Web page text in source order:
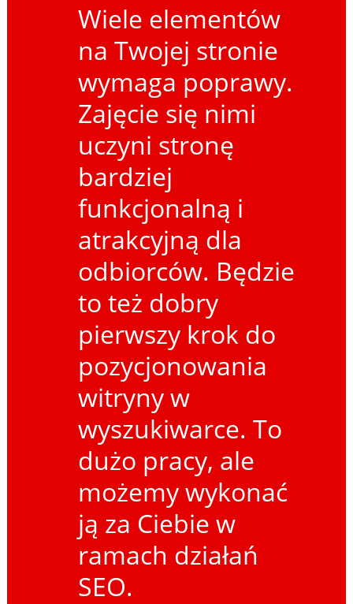
Wiele elementów
na Twojej stronie
wymaga poprawy.
Zajęcie się nimi
uczyni stronę
bardziej
funkcjonalną i
atrakcyjną dla
odbiorców. Będzie
to też dobry
pierwszy krok do
pozycjonowania
witryny w
wyszukiwarce. To
dużo pracy, ale
możemy wykonać
ją za Ciebie w
ramach działań
SEO.